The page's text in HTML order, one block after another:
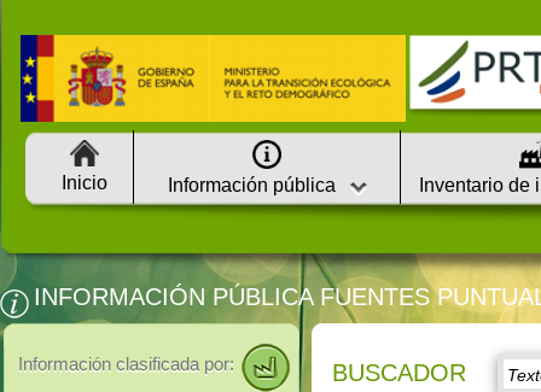
Inicio Información pública Inventario de
INFORMACIÓN PÚBLICA FUENTES
Información clasificada por: BUSCADOR